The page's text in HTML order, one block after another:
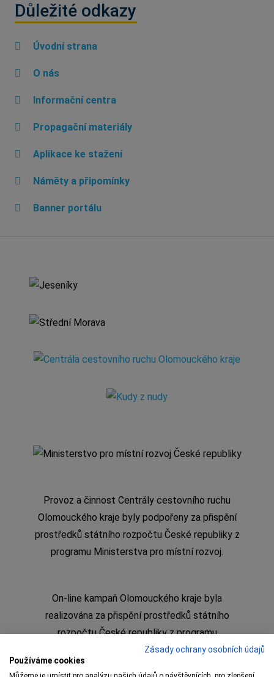
Důležité odkazy
Úvodní strana
O nás
Informační centra
Propagační materiály
Aplikace ke stažení
Náměty a připomínky
Banner portálu
Provoz a činnost Centrály cestovního ruchu
Olomouckého kraje byly podpořeny za přispění
prostředků státního rozpočtu České republiky z
programu Ministerstva pro místní rozvoj.
On-line kampaň Olomouckého kraje byla
realizována za přispění prostředků státního
rozpočtu České republiky z programu
Ministerstva pro místní rozvojZásady ochrany osobních údajů
Používáme cookies